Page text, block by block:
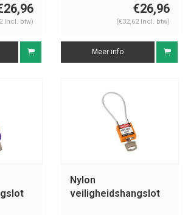
Incl. btw)
€26,96
(€32,62 Incl. btw)
Meer info
Nylon
veiligheidshangslot